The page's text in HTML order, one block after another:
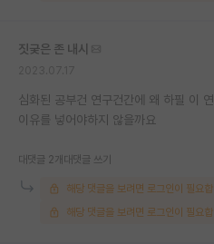
짓궂은 존 내시
심화된 공부건 연구건간에 왜 하필 이
이유를 넣어야하지 않을까요
대댓글 2개 대댓글 쓰기
해당 댓글을 보려면 로그인이 필요
해당 댓글을 보려면 로그인이 필요